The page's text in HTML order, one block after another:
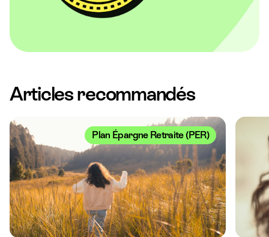
Articles recommandés
Plan Épargne Retraite (PER)